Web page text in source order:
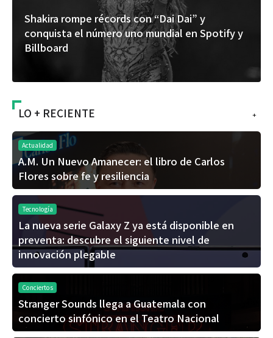
Shakira rompe récords con “Dai Dai” y
conquista el número uno mundial en Spotify y
Billboard
+
LO + RECIENTE
Actualidad
A.M. Un Nuevo Amanecer: el libro de Carlos
Flores sobre fe y resiliencia
Tecnología
La nueva serie Galaxy Z ya está disponible en
preventa: descubre el siguiente nivel de
innovación plegable
Conciertos
Stranger Sounds llega a Guatemala con
concierto sinfónico en el Teatro Nacional